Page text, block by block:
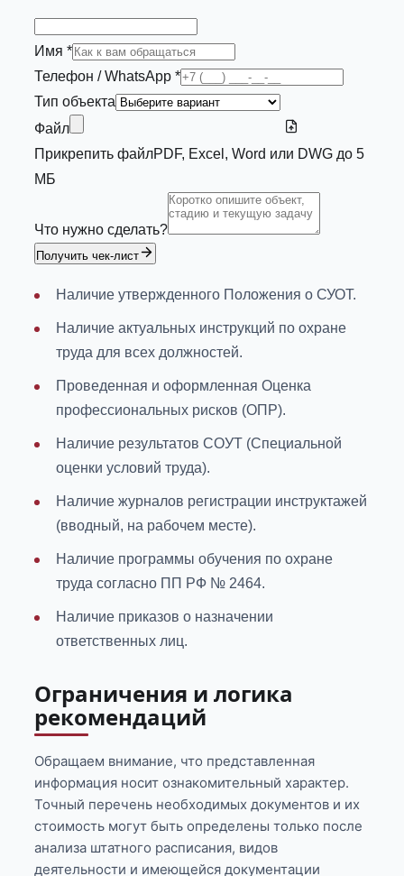
Имя *
Телефон / WhatsApp *
Тип объекта
Файл
Прикрепить файлPDF, Excel, Word или DWG до 5
МБ
Что нужно сделать?
Получить чек-лист
Наличие утвержденного Положения о СУОТ.
Наличие актуальных инструкций по охране
труда для всех должностей.
Проведенная и оформленная Оценка
профессиональных рисков (ОПР).
Наличие результатов СОУТ (Специальной
оценки условий труда).
Наличие журналов регистрации инструктажей
(вводный, на рабочем месте).
Наличие программы обучения по охране
труда согласно ПП РФ № 2464.
Наличие приказов о назначении
ответственных лиц.
Ограничения и логика
рекомендаций
Обращаем внимание, что представленная
информация носит ознакомительный характер.
Точный перечень необходимых документов и их
стоимость могут быть определены только после
анализа штатного расписания, видов
деятельности и имеющейся документации